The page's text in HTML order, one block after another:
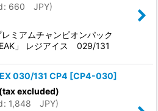
: 660 JPY)
レミアムチャンピオンパック
」 レジアイス 029/131
030/131 CP4 [CP4-030]
(tax excluded)
: 1,848 JPY)